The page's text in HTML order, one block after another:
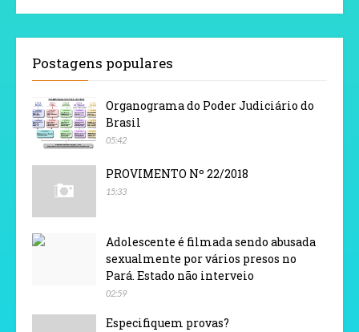
Postagens populares
Organograma do Poder Judiciário do
Brasil
05:42
PROVIMENTO Nº 22/2018
15:33
Adolescente é filmada sendo abusada
sexualmente por vários presos no
Pará. Estado não interveio
02:59
Especifiquem provas?